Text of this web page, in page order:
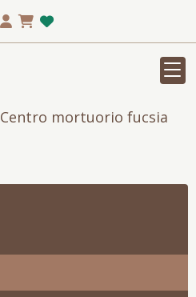
Centro mortuorio fucsia